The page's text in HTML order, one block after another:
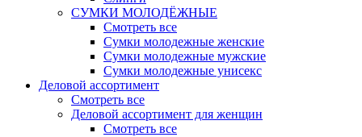
СУМКИ МОЛОДЁЖНЫЕ
Смотреть все
Сумки молодежные женские
Сумки молодежные мужские
Сумки молодежные унисекс
Деловой ассортимент
Смотреть все
Деловой ассортимент для женщин
Смотреть все